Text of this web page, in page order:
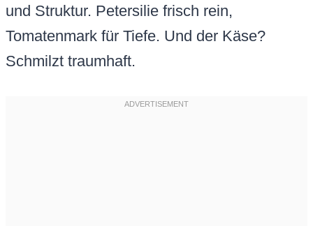
und Struktur. Petersilie frisch rein,
Tomatenmark für Tiefe. Und der Käse?
Schmilzt traumhaft.